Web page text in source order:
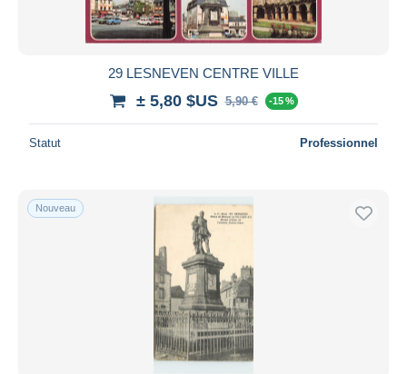
29 LESNEVEN CENTRE VILLE
± 5,80 $US 5,90 € -15 %
Statut Professionnel
Nouveau